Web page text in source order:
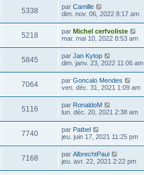
5338 par Camille
dim. nov. 06, 2022 8:17 am
5218 par Michel cerfvoliste
mar. mai 10, 2022 8:53 am
5845 par Jan Kytop
dim. janv. 23, 2022 11:06 am
7064 par Goncalo Mendes
ven. déc. 31, 2021 1:09 am
5116 par RonaldoM
lun. déc. 20, 2021 2:38 am
7740 par Patbel
jeu. juin 17, 2021 11:25 pm
7168 par AlbrechtPaul
jeu. avr. 22, 2021 2:22 pm